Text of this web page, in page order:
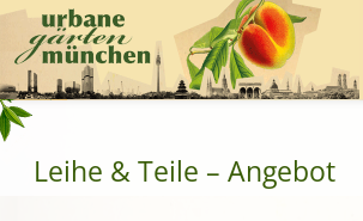
Leihe & Teile – Angebot